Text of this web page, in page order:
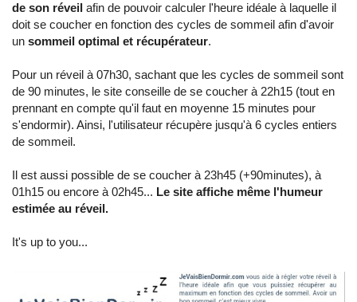
de son réveil afin de pouvoir calculer l'heure idéale à laquelle il
doit se coucher en fonction des cycles de sommeil afin d'avoir
un sommeil optimal et récupérateur.
Pour un réveil à 07h30, sachant que les cycles de sommeil sont
de 90 minutes, le site conseille de se coucher à 22h15 (tout en
prennant en compte qu'il faut en moyenne 15 minutes pour
s'endormir). Ainsi, l'utilisateur récupère jusqu'à 6 cycles entiers
de sommeil.
Il est aussi possible de se coucher à 23h45 (+90minutes), à
01h15 ou encore à 02h45... Le site affiche même l'humeur
estimée au réveil.
It's up to you...